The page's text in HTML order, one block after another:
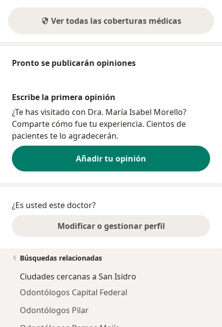
Ver todas las coberturas médicas
Pronto se publicarán opiniones
Escribe la primera opinión
¿Te has visitado con Dra. María Isabel Morello?
Comparte cómo fue tu experiencia. Cientos de
pacientes te lo agradecerán.
Añadir tu opinión
¿Es usted este doctor?
Modificar o gestionar perfil
Búsquedas relacionadas
Ciudades cercanas a San Isidro
Odontólogos Capital Federal
Odontólogos Pilar